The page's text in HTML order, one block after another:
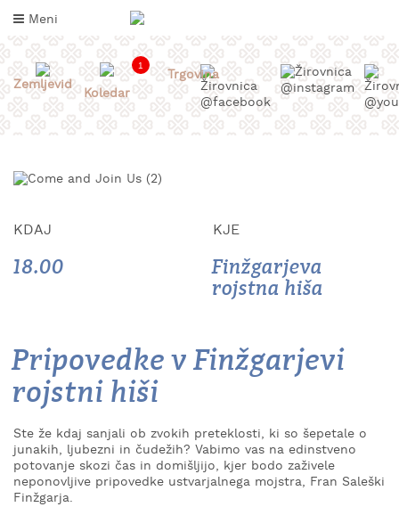
na
Meni
KAJ
DOŽIVETI
KAJ
OKUSITI
KJE
SPATI
Zemljevid
1
Koledar
Trgovina
KDAJ
18.00
KJE
Finžgarjeva
rojstna hiša
Pripovedke v Finžgarjevi
rojstni hiši
Ste že kdaj sanjali ob zvokih preteklosti, ki so šepetale o
junakih, ljubezni in čudežih? Vabimo vas na edinstveno
potovanje skozi čas in domišljijo, kjer bodo zaživele
neponovljive pripovedke ustvarjalnega mojstra, Fran Saleški
Finžgarja.